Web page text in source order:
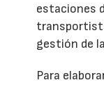
estaciones
gestión de
Para